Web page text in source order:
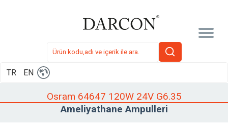
TR EN
Osram 64647 120W 24V G6.35
Ameliyathane Ampulleri